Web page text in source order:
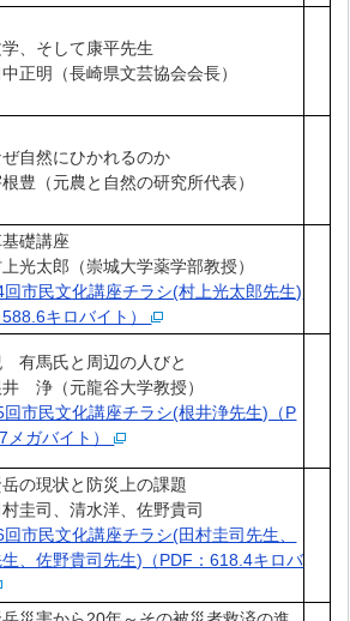
、そして康平先生
正明（長崎県文芸協会会長）
ぜ自然にひかれるのか
豊（元農と自然の研究所代表）
礎講座
光太郎（崇城大学薬学部教授）
回市民文化講座チラシ(村上光太郎先生)
588.6キロバイト）
有馬氏と周辺の人びと
浄（元龍谷大学教授）
回市民文化講座チラシ(根井浄先生)（P
メガバイト）
の現状と防災上の課題
圭司、清水洋、佐野貴司
市民文化講座チラシ(田村圭司先生、
、佐野貴司先生)（PDF：618.4キロバ